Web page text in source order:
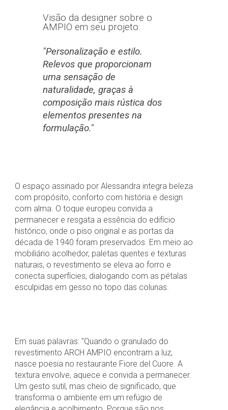
Visão da designer sobre o
AMPIO em seu projeto:
"Personalização e estilo.
Relevos que proporcionam
uma sensação de
naturalidade, graças à
composição mais rústica dos
elementos presentes na
formulação."
O espaço assinado por Alessandra integra beleza
com propósito, conforto com história e design
com alma. O toque europeu convida a
permanecer e resgata a essência do edifício
histórico, onde o piso original e as portas da
década de 1940 foram preservados. Em meio ao
mobiliário acolhedor, paletas quentes e texturas
naturais, o revestimento se eleva ao forro e
conecta superfícies, dialogando com as pétalas
esculpidas em gesso no topo das colunas.
Em suas palavras: "Quando o granulado do
revestimento ARCH AMPIO encontram a luz,
nasce poesia no restaurante Fiore del Cuore. A
textura envolve, aquece e convida a permanecer.
Um gesto sutil, mas cheio de significado, que
transforma o ambiente em um refúgio de